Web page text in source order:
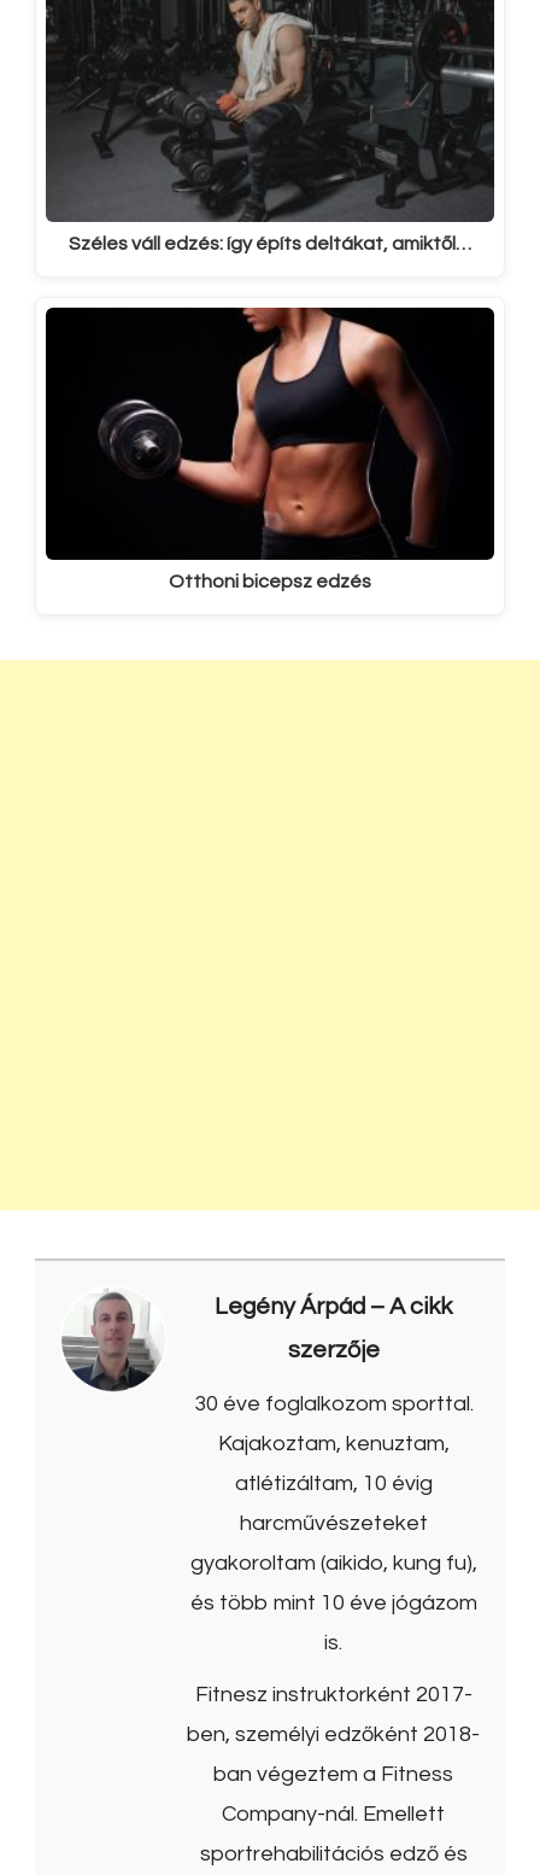
Széles váll edzés: így építs deltákat, amiktől…
Otthoni bicepsz edzés
Legény Árpád – A cikk
szerzője
30 éve foglalkozom sporttal.
Kajakoztam, kenuztam,
atlétizáltam, 10 évig
harcművészeteket
gyakoroltam (aikido, kung fu),
és több mint 10 éve jógázom
is.
Fitnesz instruktorként 2017-
ben, személyi edzőként 2018-
ban végeztem a Fitness
Company-nál. Emellett
sportrehabilitációs edző és